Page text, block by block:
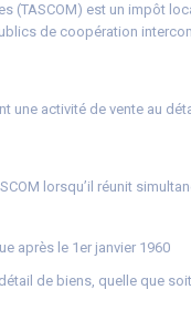
(TASCOM) est un impôt
de coopération
une activité de vente au
lorsqu’il réunit
après le 1er janvier 1960
de biens, quelle que